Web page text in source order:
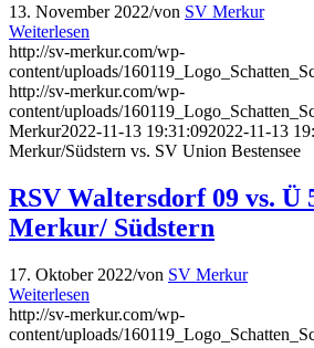
13. November 2022/von SV Merkur
Weiterlesen
http://sv-merkur.com/wp-
content/uploads/
http://sv-merkur.com/wp-
content/uploads/
Merkur2022-11-13 19:31:092022-11-13
Merkur/Südstern vs. SV Union Bestensee
RSV Waltersdorf 09 vs. Ü
Merkur/ Südstern
17. Oktober 2022/von SV Merkur
Weiterlesen
http://sv-merkur.com/wp-
content/uploads/